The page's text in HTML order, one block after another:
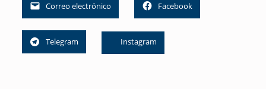
Correo electrónico Facebook
Telegram Instagram